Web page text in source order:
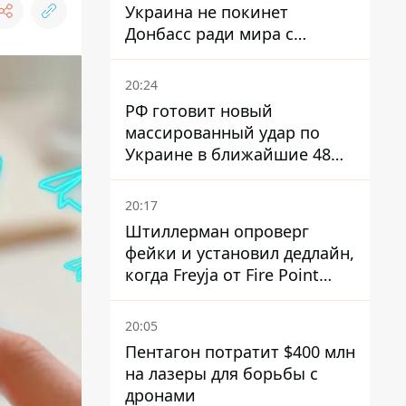
Украина не покинет
Донбасс ради мира с
Россией
20:24
РФ готовит новый
массированный удар по
Украине в ближайшие 48
часов – разведка США
20:17
Штиллерман опроверг
фейки и установил дедлайн,
когда Freyja от Fire Point
полноценно заработает
против баллистики
20:05
Пентагон потратит $400 млн
на лазеры для борьбы с
дронами